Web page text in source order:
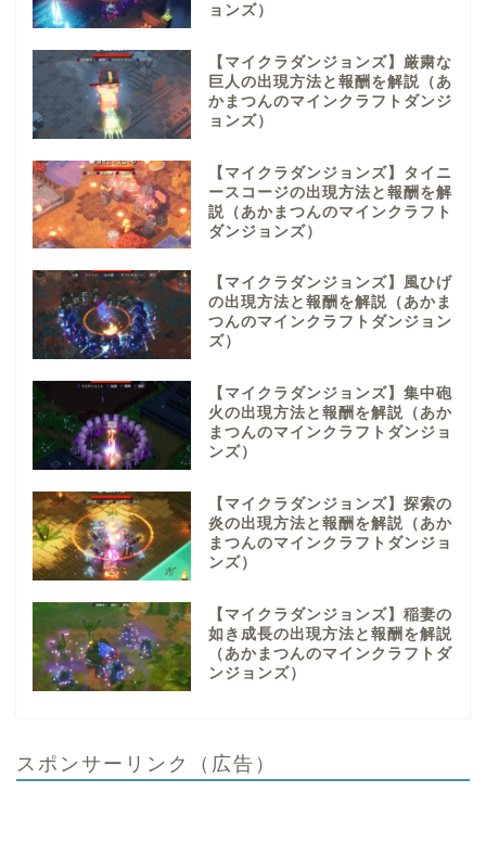
ョンズ）
【マイクラダンジョンズ】厳粛な
巨人の出現方法と報酬を解説（あ
かまつんのマインクラフトダンジ
ョンズ）
【マイクラダンジョンズ】タイニ
ースコージの出現方法と報酬を解
説（あかまつんのマインクラフト
ダンジョンズ）
【マイクラダンジョンズ】風ひげ
の出現方法と報酬を解説（あかま
つんのマインクラフトダンジョン
ズ）
【マイクラダンジョンズ】集中砲
火の出現方法と報酬を解説（あか
まつんのマインクラフトダンジョ
ンズ）
【マイクラダンジョンズ】探索の
炎の出現方法と報酬を解説（あか
まつんのマインクラフトダンジョ
ンズ）
【マイクラダンジョンズ】稲妻の
如き成長の出現方法と報酬を解説
（あかまつんのマインクラフトダ
ンジョンズ）
スポンサーリンク（広告）